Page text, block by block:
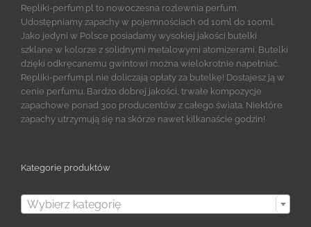
Repliki-perfum.pl to nowoczesna rozlewnia perfum.
Udostępniamy zapachy w pojemnościach od 10ml do 100ml.
Jako jedyni w Polsce posiadamy wysokiej jakości butelki
szklane w kolorze z solidnymi metalowymi atomizerami. Butelki
dzięki odkręcanemu gwintowi można wielokrotnie napełniać.
Repliki-perfum.pl nie doliczają opłaty za butelkę! Dostajesz ją w
cenie perfumu. Bardzo dobrej jakości, trwałe kompozycje
zapachowe ponad 300 producentów z całego świata. Niektóre
zapachy utrzymują się na skórze nawet kilkanaście godzin!
Kategorie produktów
Wybierz kategorię